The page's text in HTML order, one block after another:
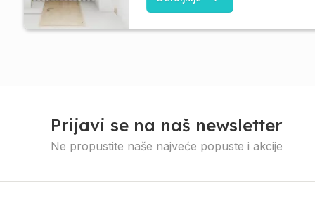
Prijavi se na naš newsletter
Ne propustite naše najveće popuste i akcije